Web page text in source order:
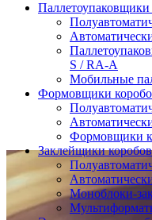
S / RA-A
Мобильные
Формовщики
Формовщики
Заклейщики
Моноблоки-